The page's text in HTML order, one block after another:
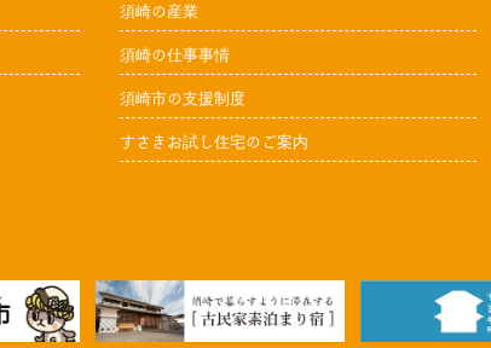
須崎の産業
須崎の仕事事情
須崎市の支援制度
すさきお試し住宅のご案内